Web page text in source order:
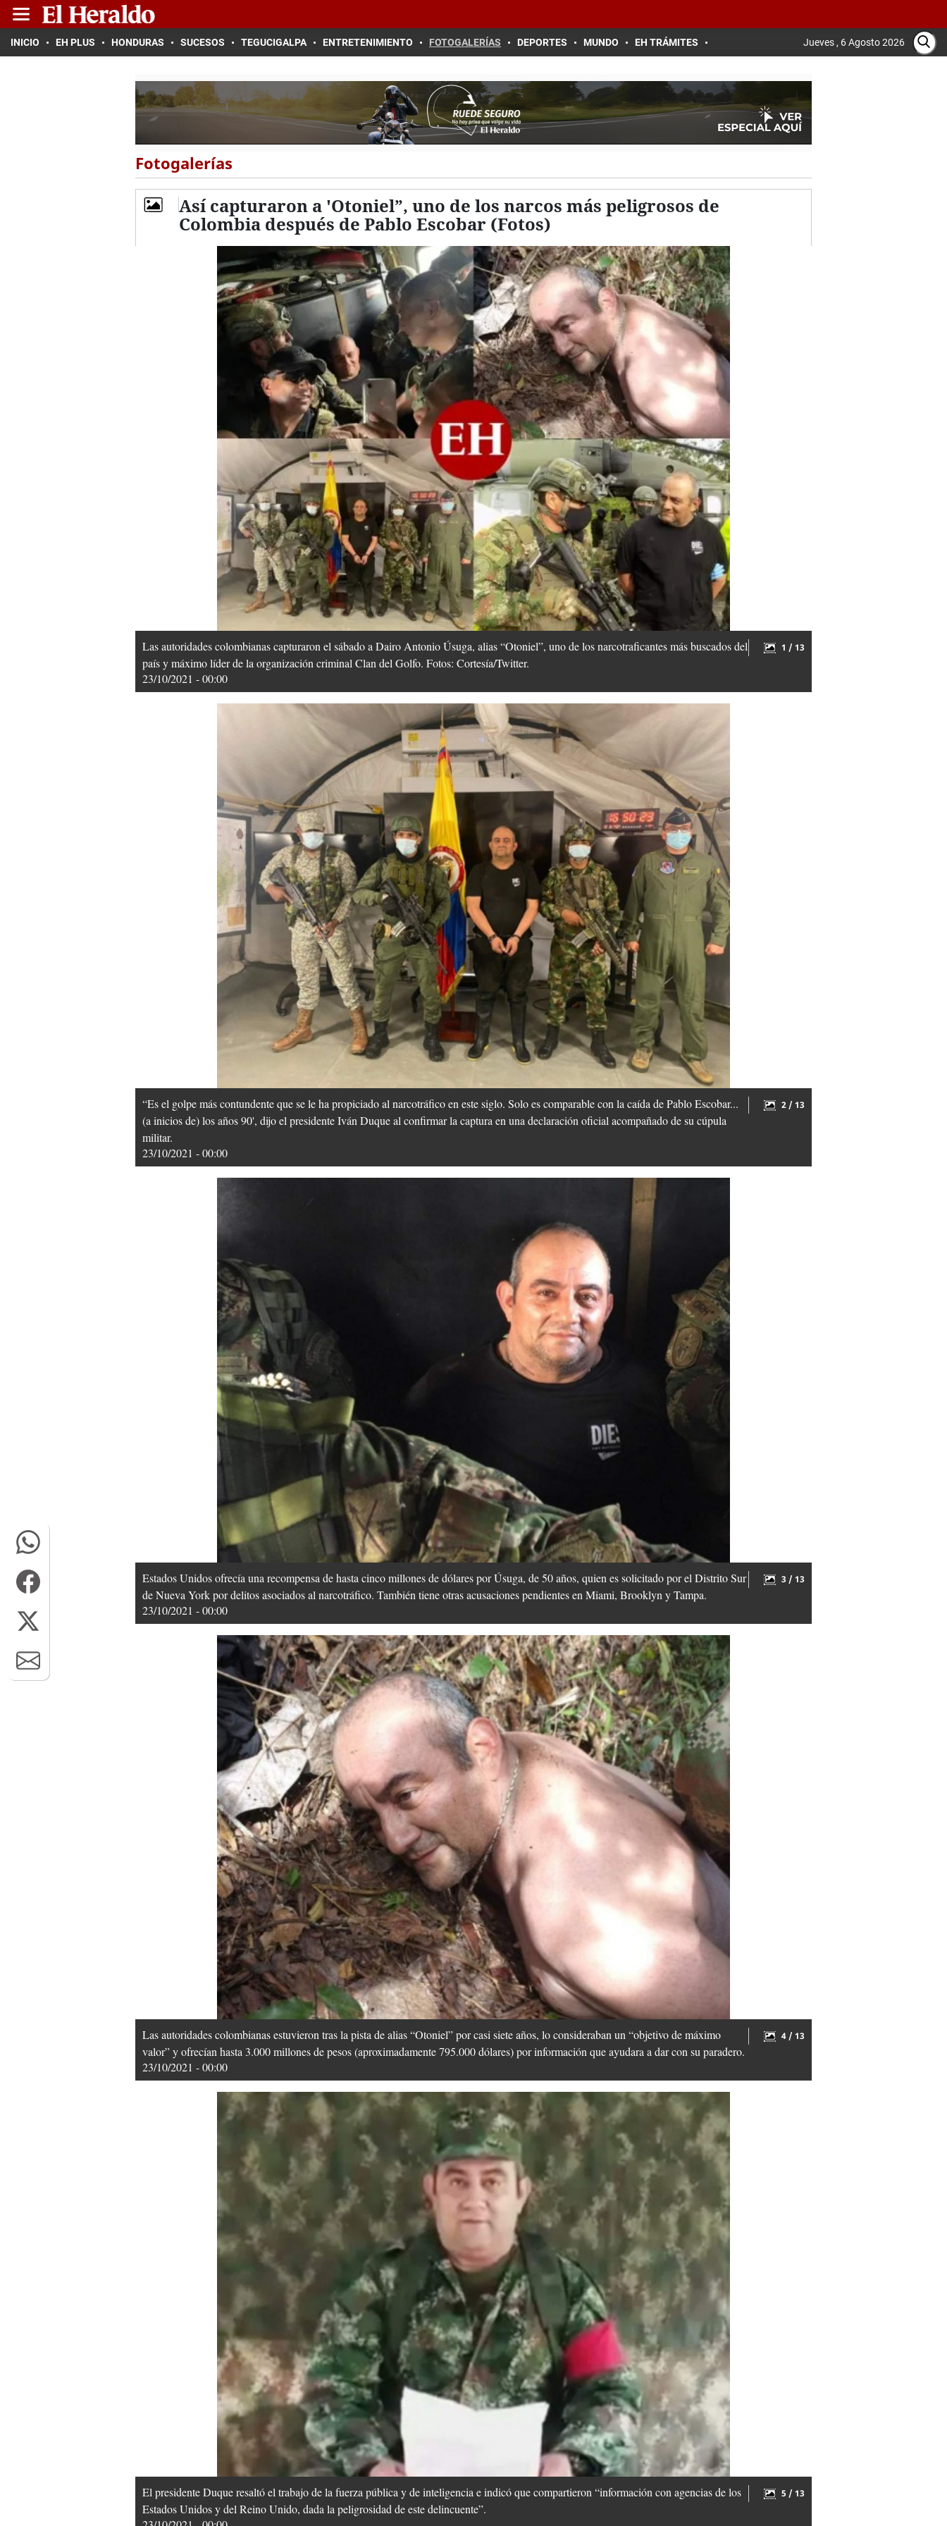
INICIO EH PLUS HONDURAS SUCESOS TEGUCIGALPA ENTRETENIMIENTO FOTOGALERÍAS DEPORTES MUNDO EH TRÁMITES Jueves , 6 Agosto 2026
Fotogalerías
Así capturaron a 'Otoniel”, uno de los narcos más peligrosos de
Colombia después de Pablo Escobar (Fotos)
Las autoridades colombianas capturaron el sábado a Dairo Antonio Úsuga, alias “Otoniel”, uno de los narcotraficantes más buscados del
país y máximo líder de la organización criminal Clan del Golfo. Fotos: Cortesía/Twitter.
23/10/2021 - 00:00
1 / 13
“Es el golpe más contundente que se le ha propiciado al narcotráfico en este siglo. Solo es comparable con la caída de Pablo Escobar...
(a inicios de) los años 90', dijo el presidente Iván Duque al confirmar la captura en una declaración oficial acompañado de su cúpula
militar.
23/10/2021 - 00:00
2 / 13
Estados Unidos ofrecía una recompensa de hasta cinco millones de dólares por Úsuga, de 50 años, quien es solicitado por el Distrito Sur
de Nueva York por delitos asociados al narcotráfico. También tiene otras acusaciones pendientes en Miami, Brooklyn y Tampa.
23/10/2021 - 00:00
3 / 13
Las autoridades colombianas estuvieron tras la pista de alias “Otoniel” por casi siete años, lo consideraban un “objetivo de máximo
valor” y ofrecían hasta 3.000 millones de pesos (aproximadamente 795.000 dólares) por información que ayudara a dar con su paradero.
23/10/2021 - 00:00
4 / 13
El presidente Duque resaltó el trabajo de la fuerza pública y de inteligencia e indicó que compartieron “información con agencias de los
Estados Unidos y del Reino Unido, dada la peligrosidad de este delincuente”.
5 / 13